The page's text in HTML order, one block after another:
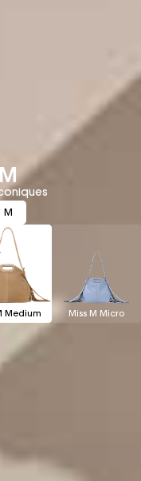
M
Medium Miss M Micro